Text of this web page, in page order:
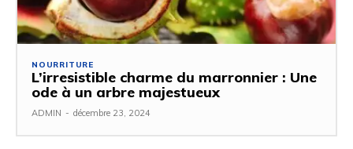
NOURRITURE
L’irresistible charme du marronnier : Une
ode à un arbre majestueux
ADMIN - décembre 23, 2024